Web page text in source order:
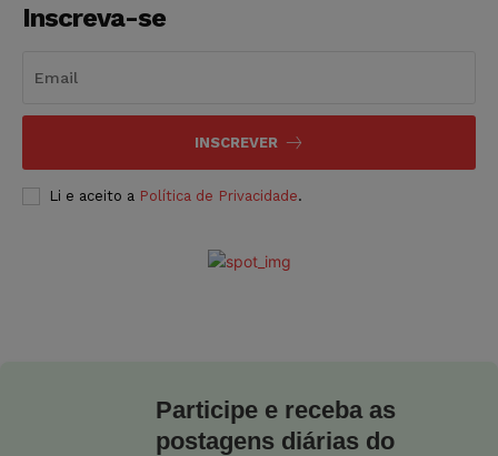
Inscreva-se
INSCREVER
Li e aceito a Política de Privacidade.
Participe e receba as
postagens diárias do